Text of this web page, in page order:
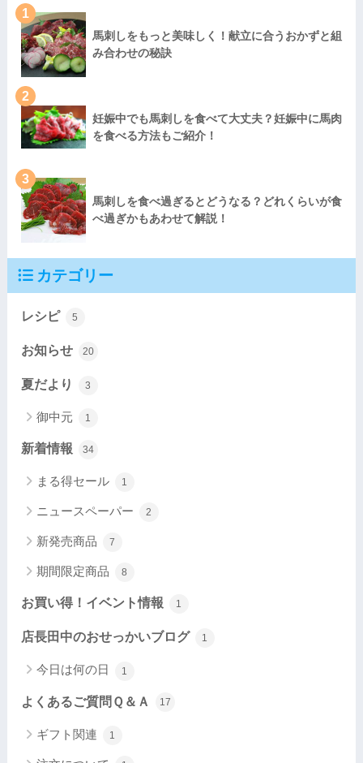
1
馬刺しをもっと美味しく！献立に合うおかずと組
み合わせの秘訣
2
妊娠中でも馬刺しを食べて大丈夫？妊娠中に馬肉
を食べる方法もご紹介！
3
馬刺しを食べ過ぎるとどうなる？どれくらいが食
べ過ぎかもあわせて解説！
カテゴリー
レシピ 5
お知らせ 20
夏だより 3
御中元 1
新着情報 34
まる得セール 1
ニュースペーパー 2
新発売商品 7
期間限定商品 8
お買い得！イベント情報 1
店長田中のおせっかいブログ 1
今日は何の日 1
よくあるご質問Ｑ＆Ａ 17
ギフト関連 1